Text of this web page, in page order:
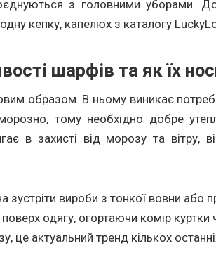
з головними уборами.
кепку, капелюх з каталогу
шарфів та як їх
образом. В ньому виникає
тому необхідно добре
в захисті від морозу та вітру,
зустріти вироби з тонкої вовни або
одягу, огортаючи комір куртки
це актуальний тренд кількох